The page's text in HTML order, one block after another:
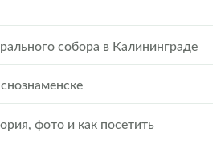
собора в Калининграде
фото и как посетить